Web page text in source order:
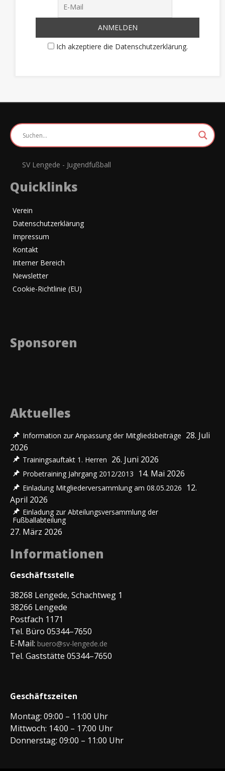
Ich akzeptiere die Datenschutzerklärung.
SV Lengede - Jugendfußball
Quicklinks
Verein
Datenschutzerklärung
Impressum
Kontakt
Interner Bereich
Newsletter
Cookie-Richtlinie (EU)
Sponsoren
Aktuelles
Information zur Anpassung der Mitgliedsbeiträge 28. Juli
2026
Trainingsauftakt 1. Herren 26. Juni 2026
Probetraining Jahrgang 2012/2013 14. Mai 2026
Einladung Mitgliederversammlung am 08.05.2026
12.
April 2026
Einladung zur Abteilungsversammlung der
Fußballabteilung
27. März 2026
Informationen
Geschäftsstelle
38268 Lengede, Schachtweg 1
38266 Lengede
Postfach 1171
Tel. Büro 05344–7650
E-Mail: buero@sv-lengede.de
Tel. Gaststätte 05344–7650
Geschäftszeiten
Montag: 09:00 – 11:00 Uhr
Mittwoch: 14:00 – 17:00 Uhr
Donnerstag: 09:00 – 11:00 Uhr